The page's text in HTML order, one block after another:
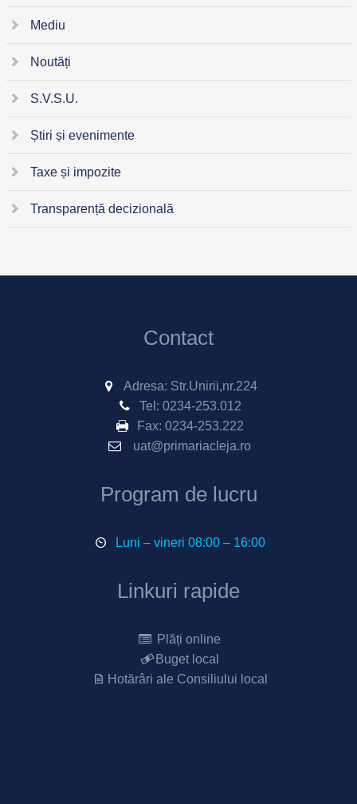
Mediu
Noutăți
S.V.S.U.
Știri și evenimente
Taxe și impozite
Transparență decizională
Contact
Adresa: Str.Unirii,nr.224
Tel: 0234-253.012
Fax: 0234-253.222
uat@primariacleja.ro
Program de lucru
Luni – vineri 08:00 – 16:00
Linkuri rapide
Plăți online
Buget local
Hotărâri ale Consiliului local